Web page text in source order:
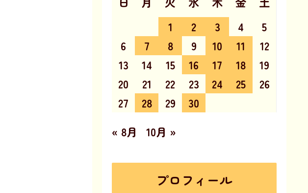
1
2 3 4
5
6
7 8 9 10 11
12
13
14 15 16 17 18
19
20
21 22 23 24 25
26
27
28 29
30
« 8月
10月 »
プロフィール